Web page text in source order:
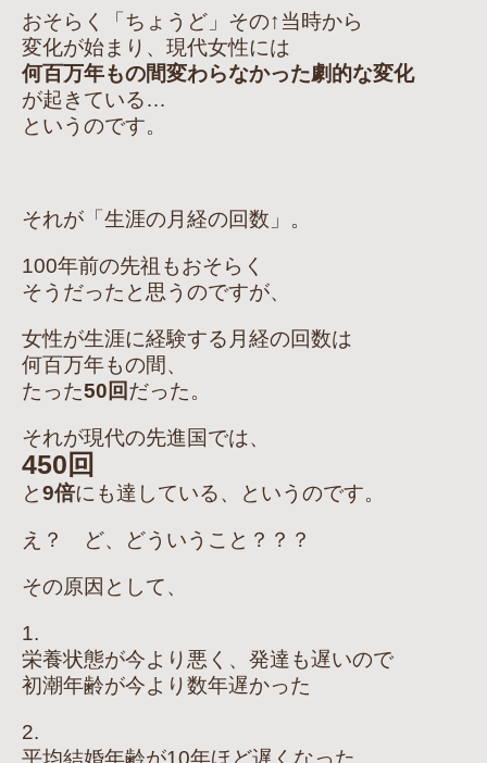
おそらく「ちょうど」その↑当時から
変化が始まり、現代女性には
何百万年もの間変わらなかった劇的な変化
が起きている…
というのです。
それが「生涯の月経の回数」。
100年前の先祖もおそらく
そうだったと思うのですが、
女性が生涯に経験する月経の回数は
何百万年もの間、
たった50回だった。
それが現代の先進国では、
450回
と9倍にも達している、というのです。
え？ ど、どういうこと？？？
その原因として、
1.
栄養状態が今より悪く、発達も遅いので
初潮年齢が今より数年遅かった
2.